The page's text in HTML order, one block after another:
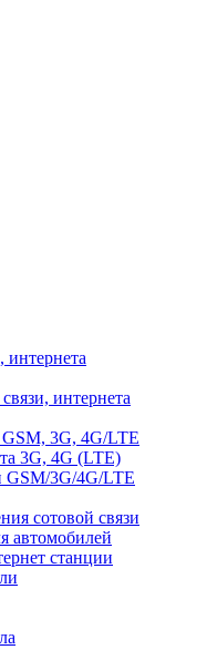
интернета
интернета
3G, 4G/LTE
3G, 4G (LTE)
GSM/3G/4G/LTE
сотовой связи
автомобилей
станции